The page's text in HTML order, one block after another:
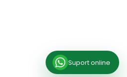
Suport online